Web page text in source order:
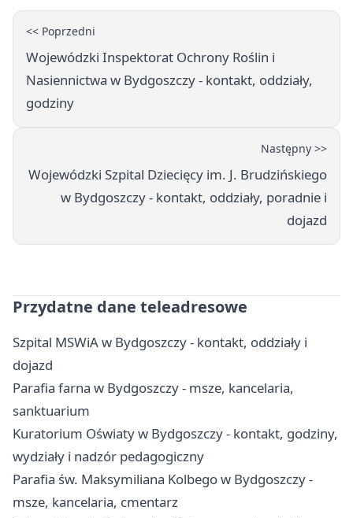
<< Poprzedni
Wojewódzki Inspektorat Ochrony Roślin i
Nasiennictwa w Bydgoszczy - kontakt, oddziały,
godziny
Następny >>
Wojewódzki Szpital Dziecięcy im. J. Brudzińskiego
w Bydgoszczy - kontakt, oddziały, poradnie i
dojazd
Przydatne dane teleadresowe
Szpital MSWiA w Bydgoszczy - kontakt, oddziały i
dojazd
Parafia farna w Bydgoszczy - msze, kancelaria,
sanktuarium
Kuratorium Oświaty w Bydgoszczy - kontakt, godziny,
wydziały i nadzór pedagogiczny
Parafia św. Maksymiliana Kolbego w Bydgoszczy -
msze, kancelaria, cmentarz